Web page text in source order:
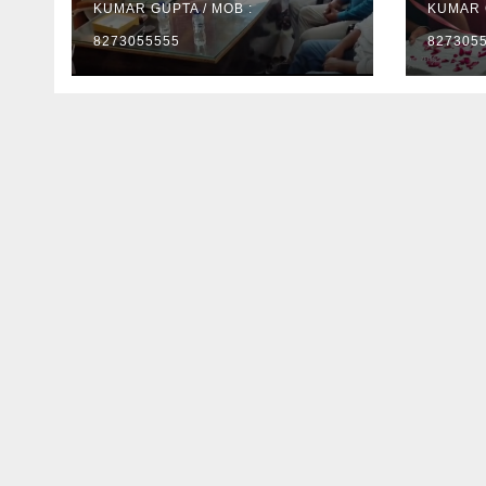
KUMAR GUPTA / MOB :
8273055555
KUMAR